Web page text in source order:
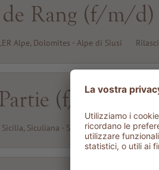
Rang (f/m/d)
Alpe, Dolomites - Alpe di Siusi
(f/m/d)
Sicilia, Siculiana - Sicilia Rilasciato il